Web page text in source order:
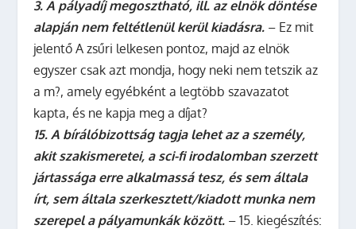
3. A pályadíj megosztható, ill. az elnök döntése
alapján nem feltétlenül kerül kiadásra. – Ez mit
jelentő A zsűri lelkesen pontoz, majd az elnök
egyszer csak azt mondja, hogy neki nem tetszik az
a m?, amely egyébként a legtöbb szavazatot
kapta, és ne kapja meg a díjat?
15. A bírálóbizottság tagja lehet az a személy,
akit szakismeretei, a sci-fi irodalomban szerzett
jártassága erre alkalmassá tesz, és sem általa
írt, sem általa szerkesztett/kiadott munka nem
szerepel a pályamunkák között. – 15. kiegészítés: